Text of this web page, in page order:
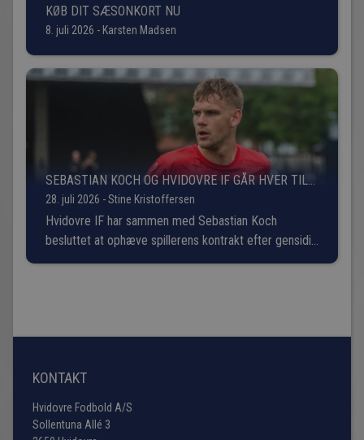
KØB DIT SÆSONKORT NU
8. juli 2026 - Karsten Madsen
SEBASTIAN KOCH OG HVIDOVRE IF GÅR HVER TIL
SIT
28. juli 2026 - Stine Kristoffersen
Hvidovre IF har sammen med Sebastian Koch
besluttet at ophæve spillerens kontrakt efter gensidig
aftale.
KONTAKT
Hvidovre Fodbold A/S
Sollentuna Allé 3